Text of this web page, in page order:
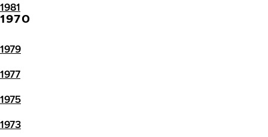
1981
1970
1979
1977
1975
1973